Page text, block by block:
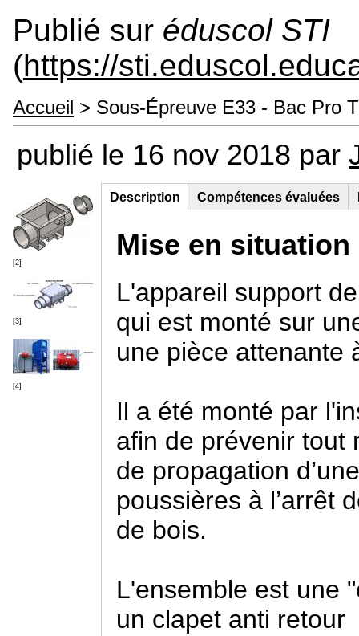
Publié sur éduscol STI
(https://
Accueil > Sous-Épreuve E33 - Bac Pro
publié le 16 nov 2018 par
[2]
[3]
[4]
Groupe principal
Description (onglet
actif)
Compétences évaluées
Mise en situation
L'appareil support
qui est monté sur
une pièce attenante
Il a été monté par
afin de prévenir tout
de propagation
poussières à l’arrêt
de bois.
L'ensemble est une
un clapet anti retour